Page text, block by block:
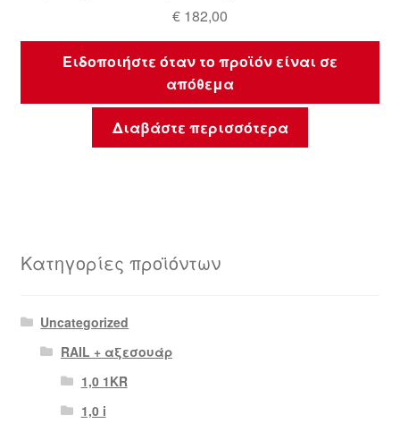
€ 182,00
Ειδοποιήστε όταν το προϊόν είναι σε
απόθεμα
Διαβάστε περισσότερα
Κατηγορίες προϊόντων
Uncategorized
RAIL + αξεσουάρ
1,0 1KR
1,0 i